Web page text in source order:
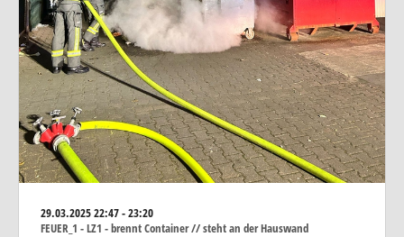
29.03.202522:47 - 23:20
FEUER_1 - LZ1 - brennt Container // steht an der Hauswand